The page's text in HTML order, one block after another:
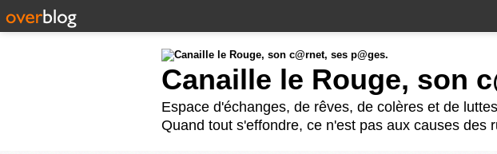
Canaille le Rouge, son
Espace d'échanges, de rêves, de colères et de
Quand tout s'effondre, ce n'est pas aux causes